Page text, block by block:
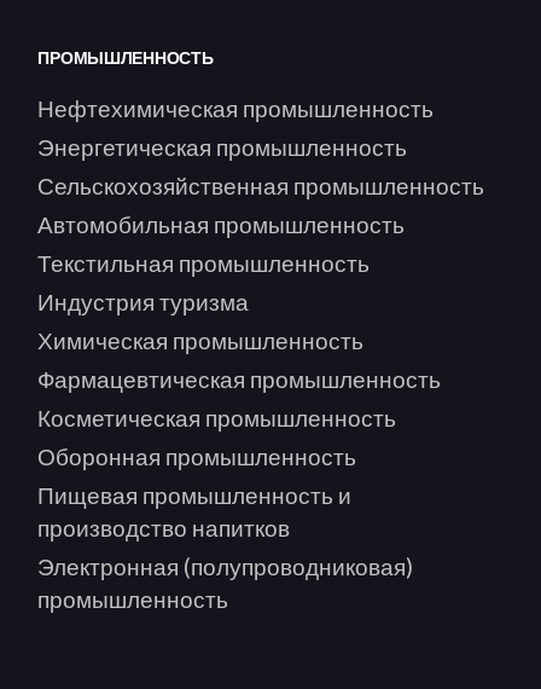
ПРОМЫШЛЕННОСТЬ
Нефтехимическая промышленность
Энергетическая промышленность
Сельскохозяйственная промышленность
Автомобильная промышленность
Текстильная промышленность
Индустрия туризма
Химическая промышленность
Фармацевтическая промышленность
Косметическая промышленность
Оборонная промышленность
Пищевая промышленность и
производство напитков
Электронная (полупроводниковая)
промышленность